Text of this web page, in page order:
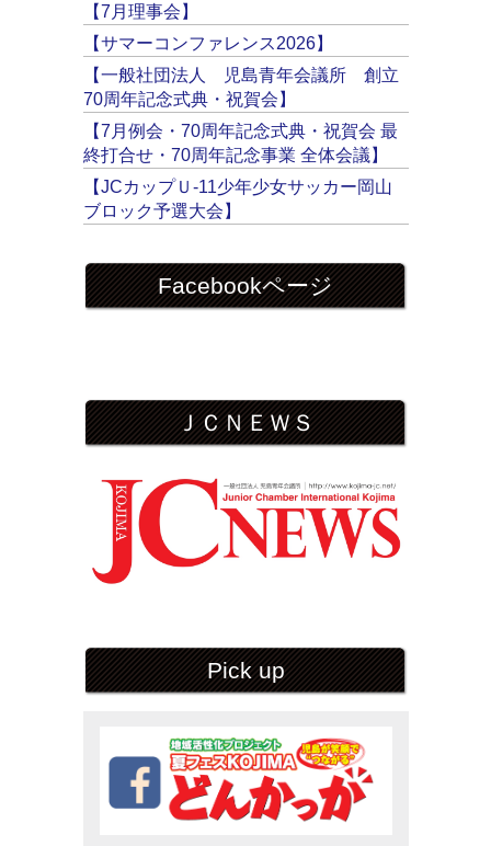
【7月理事会】
【サマーコンファレンス2026】
【一般社団法人 児島青年会議所 創立
70周年記念式典・祝賀会】
【7月例会・70周年記念式典・祝賀会 最
終打合せ・70周年記念事業 全体会議】
【JCカップＵ-11少年少女サッカー岡山
ブロック予選大会】
Facebookページ
ＪＣＮＥＷＳ
Pick up